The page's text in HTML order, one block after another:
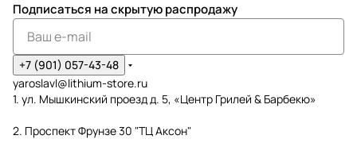
Подписаться на скрытую распродажу
+7 (901) 057-43-48
yaroslavl@lithium-store.ru
1. ул. Мышкинский проезд д. 5, «Центр Грилей & Барбекю»
2. Проспект Фрунзе 30 "ТЦ Аксон"